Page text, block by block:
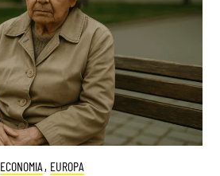
ECONOMIA , EUROPA